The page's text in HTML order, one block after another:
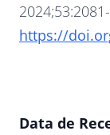
https://
Data de